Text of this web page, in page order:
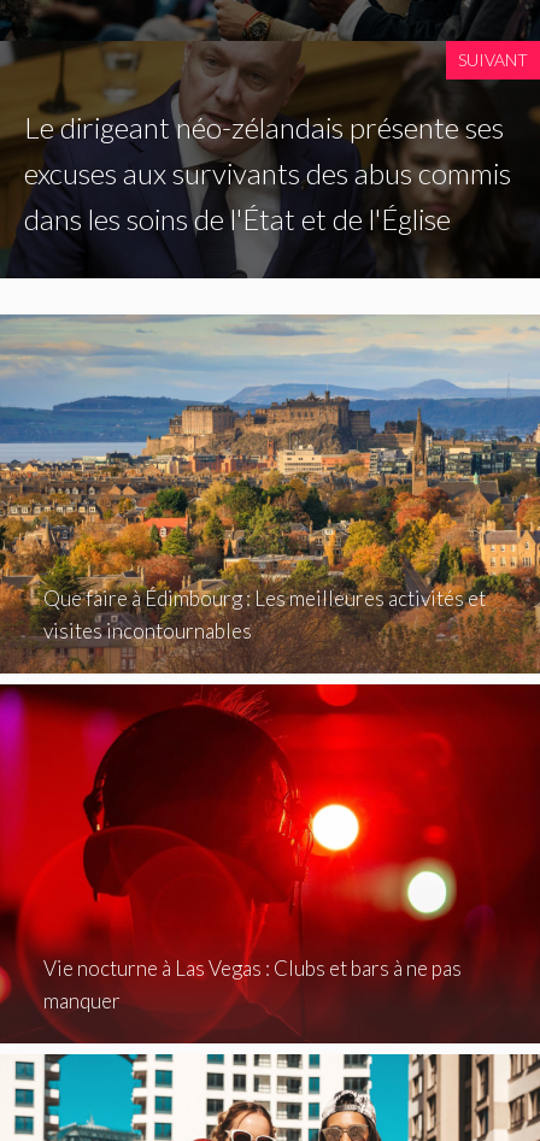
SUIVANT
Le dirigeant néo-zélandais présente ses
excuses aux survivants des abus commis
dans les soins de l'État et de l'Église
Que faire à Édimbourg : Les meilleures activités et
visites incontournables
Vie nocturne à Las Vegas : Clubs et bars à ne pas
manquer